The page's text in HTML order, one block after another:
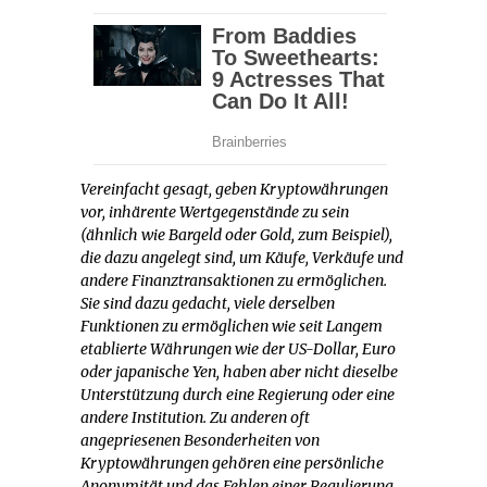
Vereinfacht gesagt, geben Kryptowährungen
vor, inhärente Wertgegenstände zu sein
(ähnlich wie Bargeld oder Gold, zum Beispiel),
die dazu angelegt sind, um Käufe, Verkäufe und
andere Finanztransaktionen zu ermöglichen.
Sie sind dazu gedacht, viele derselben
Funktionen zu ermöglichen wie seit Langem
etablierte Währungen wie der US-Dollar, Euro
oder japanische Yen, haben aber nicht dieselbe
Unterstützung durch eine Regierung oder eine
andere Institution. Zu anderen oft
angepriesenen Besonderheiten von
Kryptowährungen gehören eine persönliche